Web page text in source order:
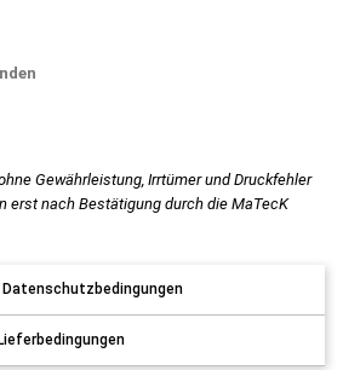
Gewährleistung, Irrtümer und Druckfehler
erst nach Bestätigung durch die MaTecK
Datenschutzbedingungen
Lieferbedingungen